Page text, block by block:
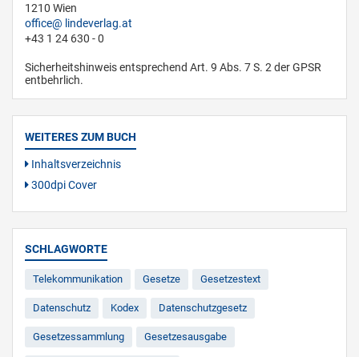
1210 Wien
office
lindeverlag.at
+43 1 24 630 - 0
Sicherheitshinweis entsprechend Art. 9 Abs. 7 S. 2 der GPSR
entbehrlich.
WEITERES ZUM BUCH
Inhaltsverzeichnis
300dpi Cover
SCHLAGWORTE
Telekommunikation Gesetze Gesetzestext
Datenschutz Kodex Datenschutzgesetz
Gesetzessammlung Gesetzesausgabe